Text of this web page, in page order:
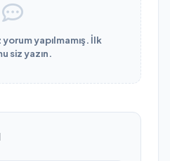
yapılmamış. İlk
siz yazın.